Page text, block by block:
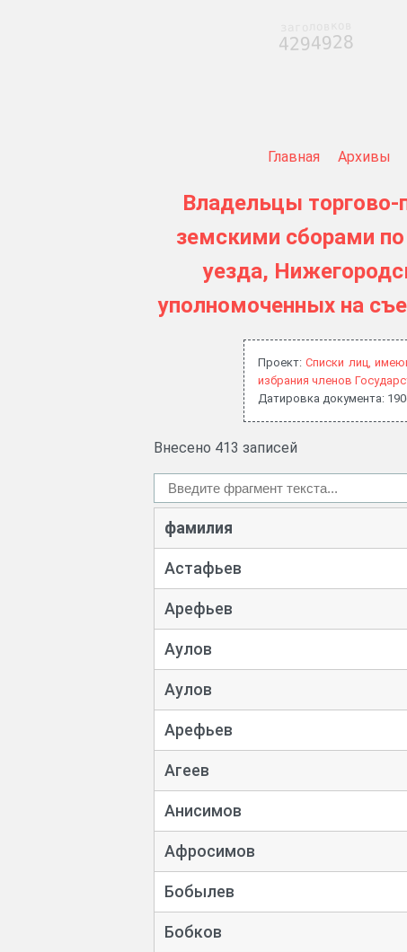
Главная Архивы
Владельцы
земскими сборами
уезда,
уполномоченных на
Проект:Списки лиц,
избрания членов
Датировка документа:
Внесено 413 записей
фамилия
Астафьев
Арефьев
Аулов
Аулов
Арефьев
Агеев
Анисимов
Афросимов
Бобылев
Бобков
4294928